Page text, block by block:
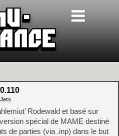
Rodewald et basé sur
spécial de MAME destiné
de parties (via .inp) dans le but